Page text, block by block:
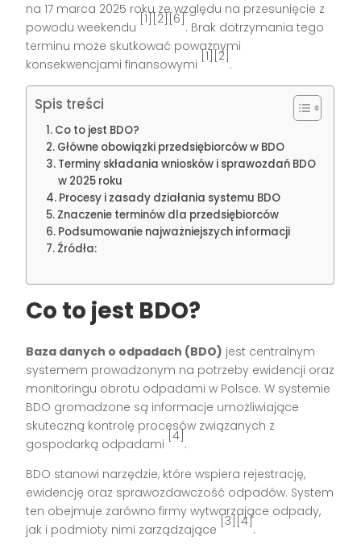
na 17 marca 2025 roku ze względu na przesunięcie z
powodu weekendu
[1][2][6]
. Brak dotrzymania tego
terminu może skutkować poważnymi
konsekwencjami finansowymi
[1][2]
.
Spis treści
Co to jest BDO?
Główne obowiązki przedsiębiorców w BDO
Terminy składania wniosków i sprawozdań BDO
w 2025 roku
Procesy i zasady działania systemu BDO
Znaczenie terminów dla przedsiębiorców
Podsumowanie najważniejszych informacji
Źródła:
Co to jest BDO?
Baza danych o odpadach (BDO) jest centralnym
systemem prowadzonym na potrzeby ewidencji oraz
monitoringu obrotu odpadami w Polsce. W systemie
BDO gromadzone są informacje umożliwiające
skuteczną kontrolę procesów związanych z
gospodarką odpadami
[4]
.
BDO stanowi narzędzie, które wspiera rejestrację,
ewidencję oraz sprawozdawczość odpadów. System
ten obejmuje zarówno firmy wytwarzające odpady,
jak i podmioty nimi zarządzające
[3][4]
.